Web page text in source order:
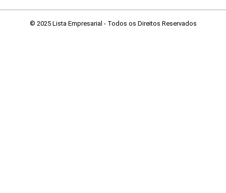
© 2025 Lista Empresarial - Todos os Direitos Reservados